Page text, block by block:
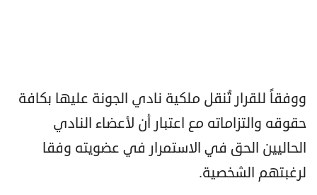
ووفقاً للقرار تُنقل ملكية نادي الجونة عليها بكافة
حقوقه والتزاماته مع اعتبار أن لأعضاء النادي
الحاليين الحق في الاستمرار في عضويته وفقا
لرغبتهم الشخصية.